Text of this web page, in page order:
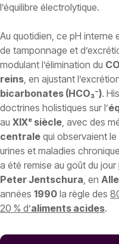
l’équilibre électrolytique.
Au quotidien, ce pH interne
de tamponnage et
modulant l’élimination du
reins , en ajustant
bicarbonates (HCO₃⁻).
doctrines holistiques sur l’
au XIXᵉ siècle , avec des
centrale qui observaient
urines et maladies
a été remise au goût du
Peter Jentschura , en
années 1990 la règle des
20 % d’aliments acides.